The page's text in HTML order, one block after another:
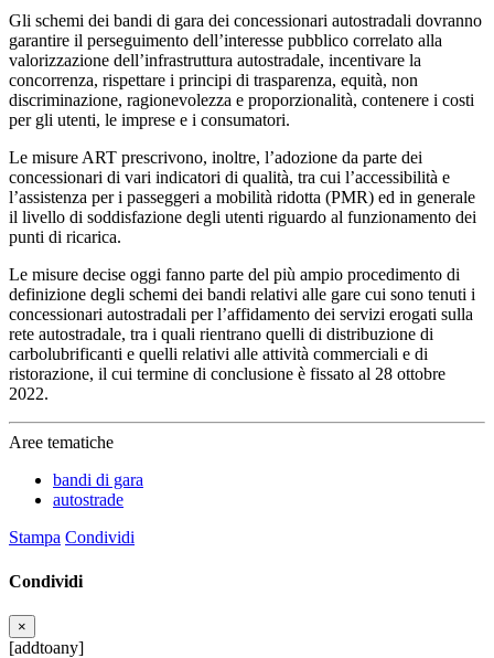
Gli schemi dei bandi di gara dei concessionari autostradali dovranno
garantire il perseguimento dell’interesse pubblico correlato alla
valorizzazione dell’infrastruttura autostradale, incentivare la
concorrenza, rispettare i principi di trasparenza, equità, non
discriminazione, ragionevolezza e proporzionalità, contenere i costi
per gli utenti, le imprese e i consumatori.
Le misure ART prescrivono, inoltre, l’adozione da parte dei
concessionari di vari indicatori di qualità, tra cui l’accessibilità e
l’assistenza per i passeggeri a mobilità ridotta (PMR) ed in generale
il livello di soddisfazione degli utenti riguardo al funzionamento dei
punti di ricarica.
Le misure decise oggi fanno parte del più ampio procedimento di
definizione degli schemi dei bandi relativi alle gare cui sono tenuti i
concessionari autostradali per l’affidamento dei servizi erogati sulla
rete autostradale, tra i quali rientrano quelli di distribuzione di
carbolubrificanti e quelli relativi alle attività commerciali e di
ristorazione, il cui termine di conclusione è fissato al 28 ottobre
2022.
Aree tematiche
bandi di gara
autostrade
Stampa Condividi
Condividi
×
[addtoany]